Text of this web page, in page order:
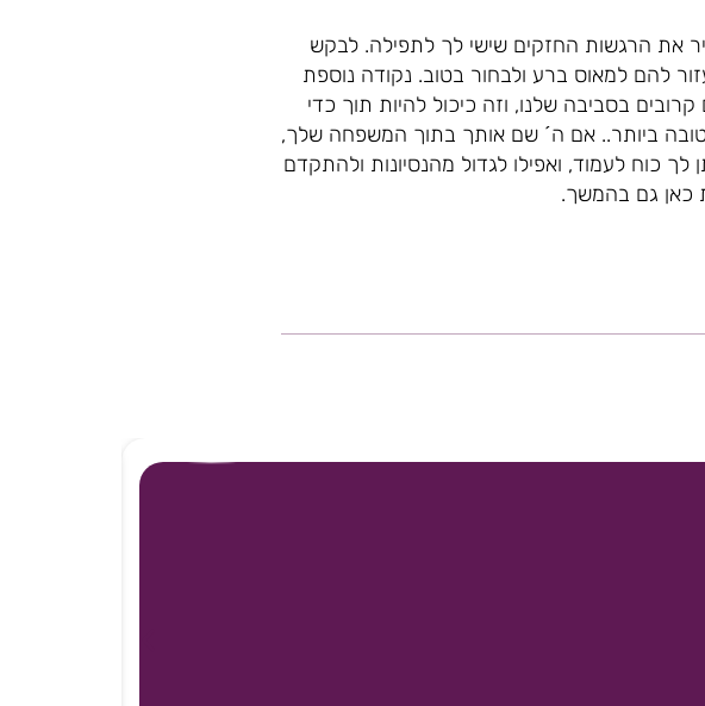
את הרגשות החזקים שישי לך לתפילה. לבקש
להם למאוס ברע ולבחור בטוב. נקודה נוספת
בסביבה שלנו, וזה כיכול להיות תוך כדי
ביותר.. אם ה´ שם אותך בתוך המשפחה שלך,
כוח לעמוד, ואפילו לגדול מהנסיונות ולהתקדם
כאן גם בהמשך.